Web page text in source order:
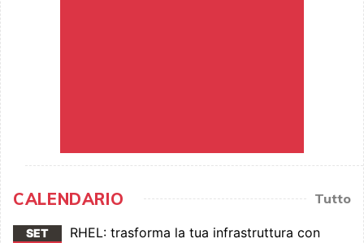
CALENDARIO Tutto
SET
RHEL: trasforma la tua infrastruttura con